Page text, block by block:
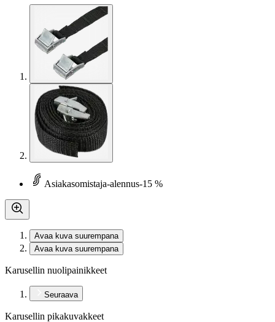
Asiakasomistaja-alennus-15 %
Avaa kuva suurempana
Avaa kuva suurempana
Karusellin nuolipainikkeet
Seuraava
Karusellin pikakuvakkeet